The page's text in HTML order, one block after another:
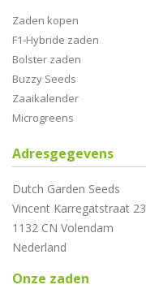
Zaden kopen
F1-Hybride zaden
Bolster zaden
Buzzy Seeds
Zaaikalender
Microgreens
Adresgegevens
Dutch Garden Seeds
Vincent Karregatstraat 23
1132 CN Volendam
Nederland
Onze zaden